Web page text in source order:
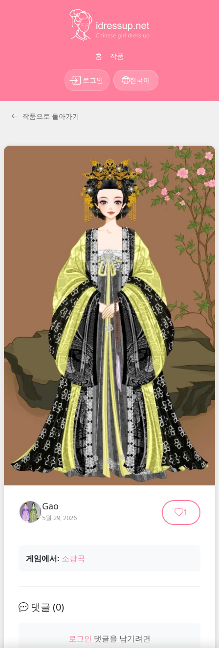
홈 작품
로그인 한국어
작품으로 돌아가기
Gao
5월 29, 2026 1
게임에서: 소광곡
댓글 (0)
로그인 댓글을 남기려면